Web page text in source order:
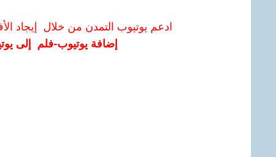
ادعم يوتيوب التمدن من خلال إيجاد
إضافة يوتيوب-فلم إلى